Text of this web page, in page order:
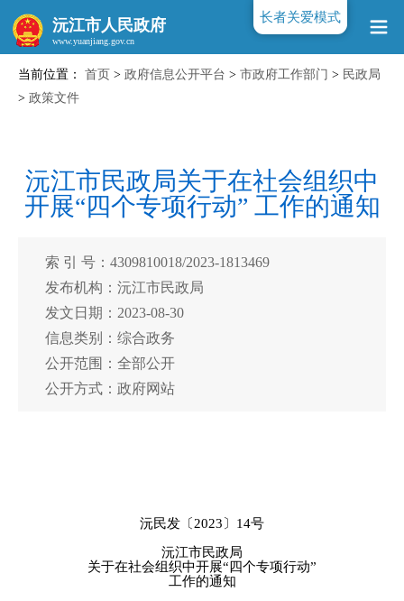
沅江市人民政府
当前位置： 首页 > 政府信息公开平台 > 市政府工作部门 > 民政局
> 政策文件
沅江市民政局关于在社会组织中
开展“四个专项行动” 工作的通知
索 引 号：4309810018/2023-1813469
发布机构：沅江市民政局
发文日期：2023-08-30
信息类别：综合政务
公开范围：全部公开
公开方式：政府网站
沅民发〔2023〕14号
沅江市民政局
关于在社会组织中开展“四个专项行动”
工作的通知
长者关爱模式